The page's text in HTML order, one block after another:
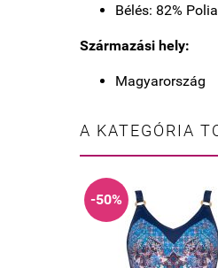
Bélés: 82%
Származási hely:
Magyarország
A KATEGÓRIA
-50%